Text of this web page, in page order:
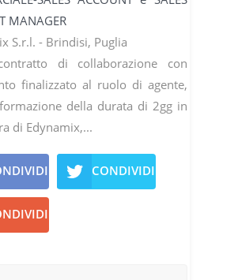
MANAGER
S.r.l. - Brindisi, Puglia
di collaborazione con
finalizzato al ruolo di agente,
della durata di 2gg in
di Edynamix,...
CONDIVIDI